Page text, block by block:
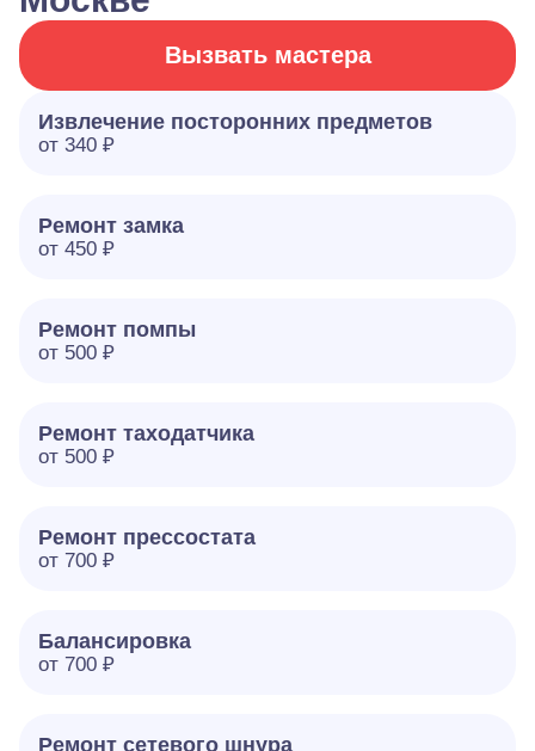
Вызвать мастера
Извлечение посторонних предметов
от 340 ₽
Ремонт замка
от 450 ₽
Ремонт помпы
от 500 ₽
Ремонт таходатчика
от 500 ₽
Ремонт прессостата
от 700 ₽
Балансировка
от 700 ₽
Ремонт сетевого шнура